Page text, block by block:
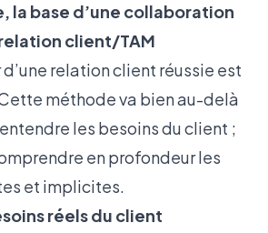
la base d’une collaboration
client/TAM
relation client réussie est
méthode va bien au-delà
les besoins du client ;
en profondeur les
et implicites.
réels du client